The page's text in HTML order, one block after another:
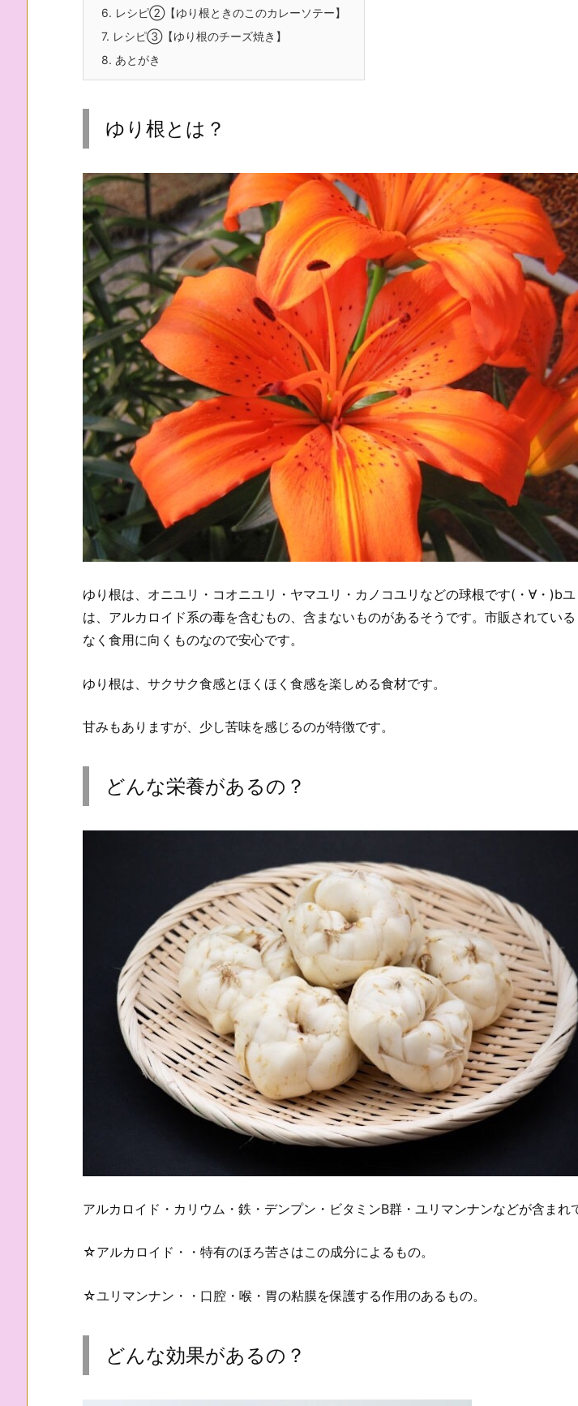
6. レシピ②【ゆり根ときのこのカレーソテー】
7. レシピ③【ゆり根のチーズ焼き】
8. あとがき
ゆり根とは？
ゆり根は、オニユリ・コオニユリ・ヤマユリ・カノコユリなどの球根です(・∀・)b
は、アルカロイド系の毒を含むもの、含まないものがあるそうです。市販されてい
なく食用に向くものなので安心です。
ゆり根は、サクサク食感とほくほく食感を楽しめる食材です。
甘みもありますが、少し苦味を感じるのが特徴です。
どんな栄養があるの？
アルカロイド・カリウム・鉄・デンプン・ビタミンB群・ユリマンナンなどが含まれ
☆アルカロイド・・特有のほろ苦さはこの成分によるもの。
☆ユリマンナン・・口腔・喉・胃の粘膜を保護する作用のあるもの。
どんな効果があるの？